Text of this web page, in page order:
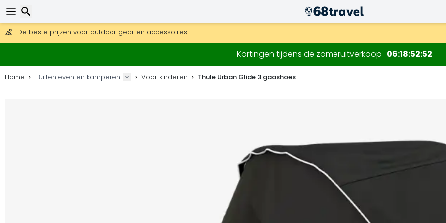
DHL Express is ook beschikbaar.
30 dagen retour, 90 dagen voor houten kaarten en decoraties.
De beste prijzen voor outdoor gear en accessoires.
Kortingen tijdens de zomeruitverkoop 06185251
Home Buitenleven en kamperen Voor kinderen Thule Urban Glide 3 gaashoes